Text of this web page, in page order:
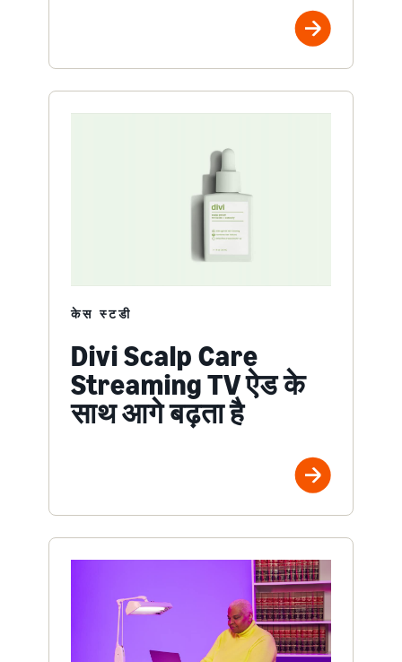
केस स्टडी
Divi Scalp Care
Streaming TV ऐड के
साथ आगे बढ़ता है